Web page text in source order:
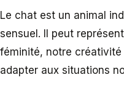
Le chat est un animal
sensuel. Il peut
féminité, notre
adapter aux situations